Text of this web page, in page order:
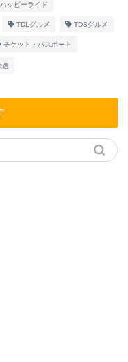
ッピーライド
TDLグルメ TDSグルメ
チケット・パスポート
選